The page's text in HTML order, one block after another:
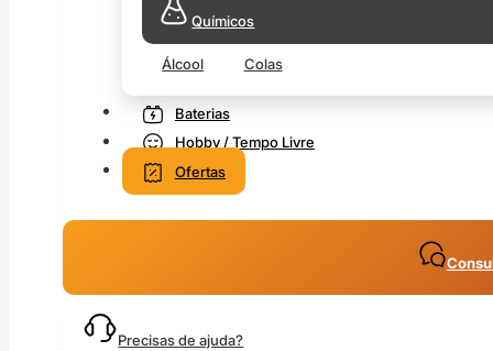
Químicos
Álcool Colas
Baterias
Hobby / Tempo Livre
Ofertas
Precisas de ajuda?